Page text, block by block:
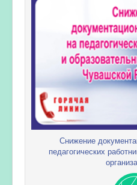
Снижение
педагогических